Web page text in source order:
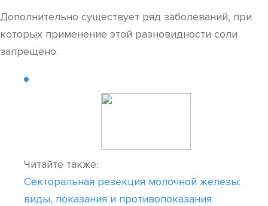
Дополнительно существует ряд заболеваний, при
которых применение этой разновидности соли
запрещено.
Читайте также:
Секторальная резекция молочной железы:
виды, показания и противопоказания